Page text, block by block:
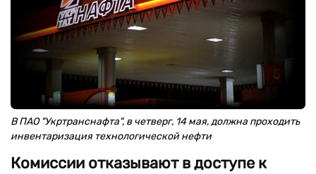
В ПАО "Укртранснафта", в четверг, 14 мая, должна проходить
инвентаризация технологической нефти
Комиссии отказывают в доступе к